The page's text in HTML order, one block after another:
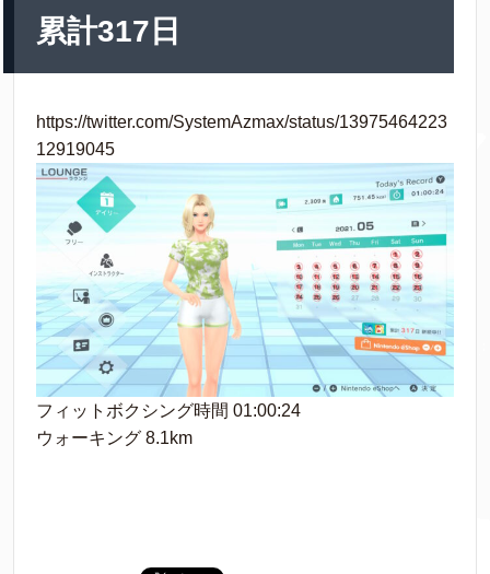
累計317日
https://twitter.com/SystemAzmax/status/13975464223
12919045
フィットボクシング時間 01:00:24
ウォーキング 8.1km